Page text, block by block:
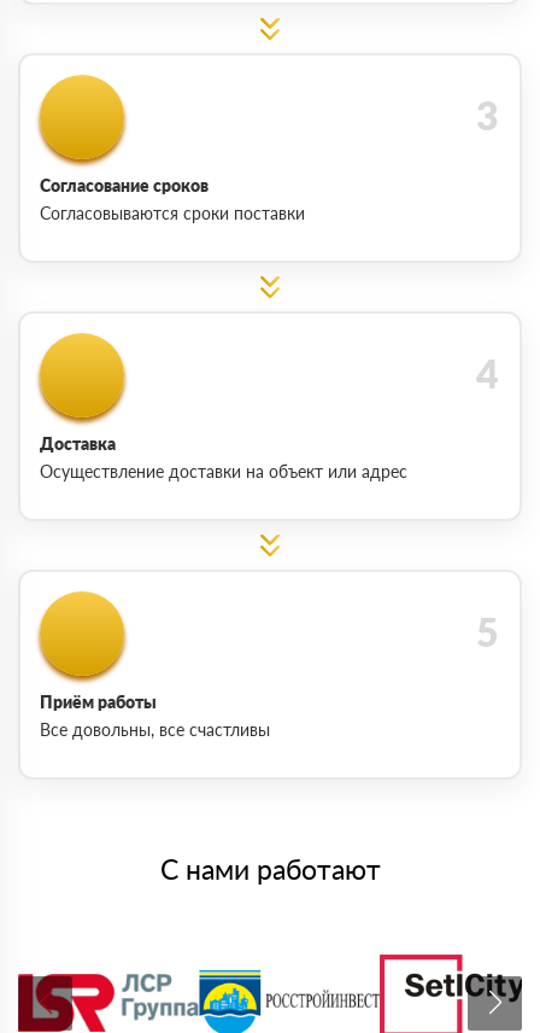
Согласование сроков
Согласовываются сроки поставки
Доставка
Осуществление доставки на объект или адрес
Приём работы
Все довольны, все счастливы
С нами работают